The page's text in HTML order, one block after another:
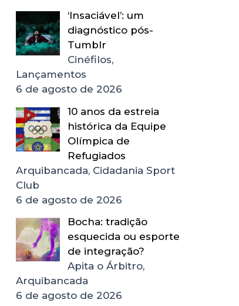
‘Insaciável’: um
diagnóstico pós-
Tumblr
Cinéfilos,
Lançamentos
6 de agosto de 2026
10 anos da estreia
histórica da Equipe
Olímpica de
Refugiados
Arquibancada, Cidadania Sport
Club
6 de agosto de 2026
Bocha: tradição
esquecida ou esporte
de integração?
Apita o Árbitro,
Arquibancada
6 de agosto de 2026